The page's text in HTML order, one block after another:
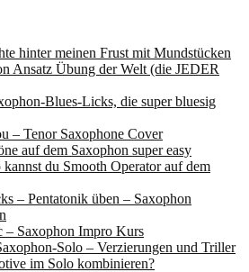
hinter meinen Frust mit Mundstücken
Ansatz Übung der Welt (die JEDER
Blues-Licks, die super bluesig
– Tenor Saxophone Cover
auf dem Saxophon super easy
du Smooth Operator auf dem
– Pentatonik üben – Saxophon
– Saxophon Impro Kurs
Solo – Verzierungen und Triller
im Solo kombinieren?